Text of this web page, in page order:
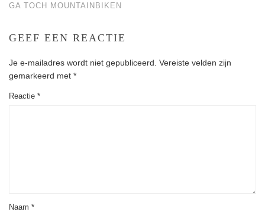
GA TOCH MOUNTAINBIKEN
GEEF EEN REACTIE
Je e-mailadres wordt niet gepubliceerd. Vereiste velden zijn
gemarkeerd met *
Reactie *
Naam *